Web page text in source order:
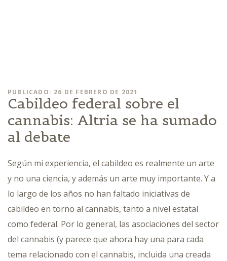
PUBLICADO: 26 DE FEBRERO DE 2021
Cabildeo federal sobre el
cannabis: Altria se ha sumado
al debate
Según mi experiencia, el cabildeo es realmente un arte
y no una ciencia, y además un arte muy importante. Y a
lo largo de los años no han faltado iniciativas de
cabildeo en torno al cannabis, tanto a nivel estatal
como federal. Por lo general, las asociaciones del sector
del cannabis (y parece que ahora hay una para cada
tema relacionado con el cannabis, incluida una creada